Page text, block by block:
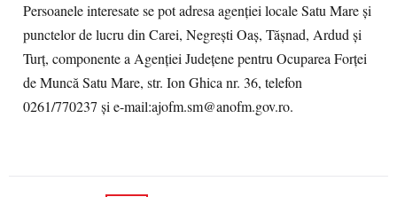
Persoanele interesate se pot adresa agenției locale Satu Mare și
punctelor de lucru din Carei, Negrești Oaș, Tășnad, Ardud și
Turț, componente a Agenției Județene pentru Ocuparea Forței
de Muncă Satu Mare, str. Ion Ghica nr. 36, telefon
0261/770237 și e-mail:ajofm.sm@anofm.gov.ro.